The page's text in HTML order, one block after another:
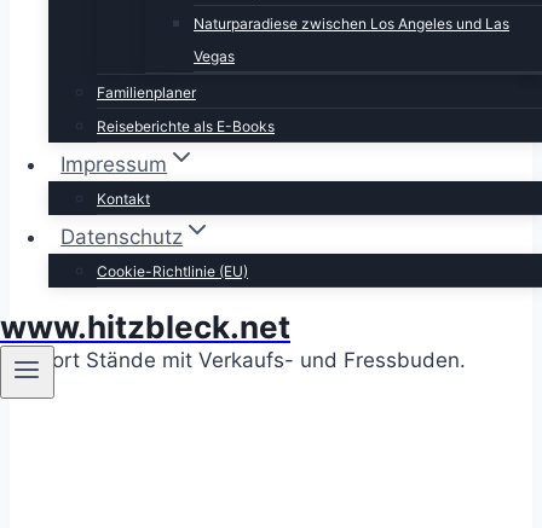
Naturparadiese zwischen Los Angeles und Las
Vegas
Familienplaner
Reiseberichte als E-Books
Impressum
Kontakt
Datenschutz
Cookie-Richtlinie (EU)
www.hitzbleck.net
dort Stände mit Verkaufs- und Fressbuden.